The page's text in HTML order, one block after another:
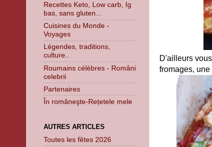
D'ailleurs
fromages,
Recettes Keto, Low carb, Ig
bas, sans gluten...
Cuisines du Monde -
Voyages
Légendes, traditions,
culture..
Roumains célèbres - Români
celebrii
Partenaires
În româneşte-Rețetele mele
AUTRES ARTICLES
Toutes les fêtes 2026